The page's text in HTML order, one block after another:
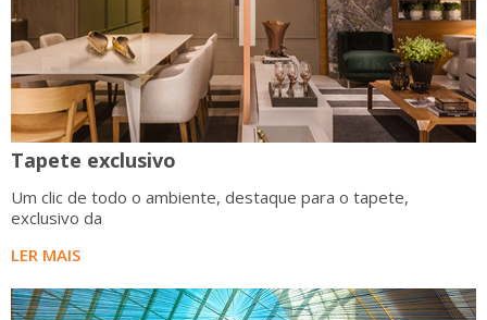
Tapete exclusivo
Um clic de todo o ambiente, destaque para o tapete,
exclusivo da
LER MAIS